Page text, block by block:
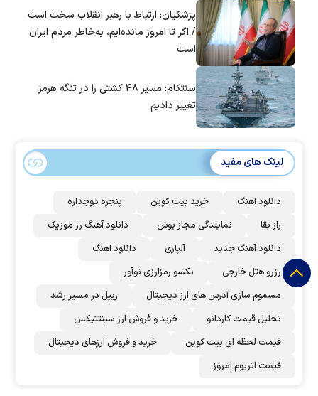
پزشکیان: ارتباط با رهبر انقلاب سخت است
/ اگر تا امروز مانده‌ایم، به‌خاطر مردم ایران
است
سنتکام: مسیر ۴۸ کشتی را در تنگه هرمز
تغییر دادیم
لینک های مفید
دانلود اهنگ خرید بیت کوین
پنجره دوجداره
راز بقا
نمایندگی مجاز بوش
دانلود آهنگ رز‌ موزیک
دانلود آهنگ جدید
آلپاری
دانلود اهنگ
رزرو هتل خارجی
نکسو رمزارزی نوآور
مسموم سازی آدرس های ارز دیجیتال
ریپل در مسیر رشد
تحلیل قیمت کاردانو
خرید و فروش ارز سینتتیکس
قیمت لحظه ای بیت کوین
خرید و فروش ارزهای دیجیتال
قیمت اتریوم امروز